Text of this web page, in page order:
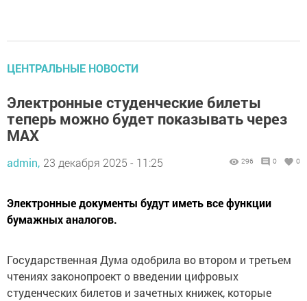
ЦЕНТРАЛЬНЫЕ НОВОСТИ
Электронные студенческие билеты
теперь можно будет показывать через
МАХ
admin, 23 декабря 2025 - 11:25 296 0 0
Электронные документы будут иметь все функции
бумажных аналогов.
Государственная Дума одобрила во втором и третьем
чтениях законопроект о введении цифровых
студенческих билетов и зачетных книжек, которые